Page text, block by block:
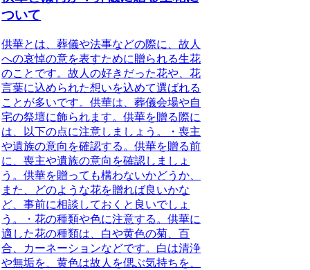
ついて
供華とは、葬儀や法事などの際に、故人
への哀悼の意を表すために贈られる生花
のこと です。故人の好きだった花や、花
言葉に込められた想いを込めて選ばれる
ことが多いです。供華は、葬儀会場や自
宅の祭壇に飾られます。供華を贈る際に
は、以下の点に注意しましょう。・喪主
や遺族の意向を確認する 。供華を贈る前
に、喪主や遺族の意向を確認しましょ
う。供華を贈っても構わないかどうか、
また、どのような花を贈れば良いかな
ど、事前に相談しておくと良いでしょ
う。・花の種類や色に注意する 。供華に
適した花の種類は、白や黄色の菊、百
合、カーネーションなどです。白は清浄
や無垢を、黄色は故人を偲ぶ気持ちを、